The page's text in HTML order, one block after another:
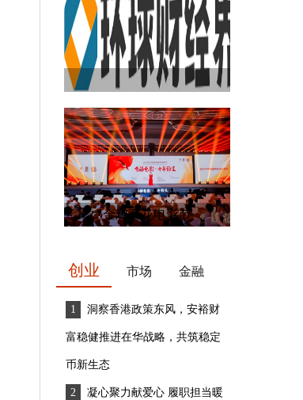
金鸡百花电影节
创业 市场 金融
洞察香港政策东风，安裕财
富稳健推进在华战略，共筑稳定
币新生态
凝心聚力献爱心 履职担当暖